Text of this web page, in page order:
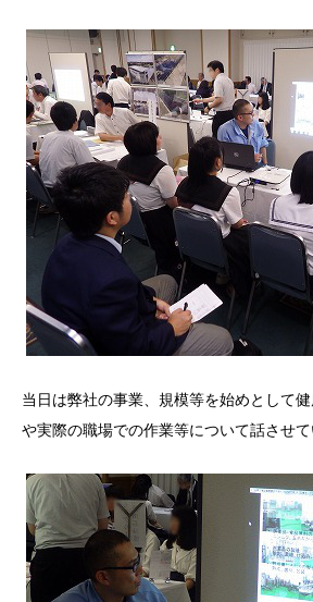
当日は弊社の事業、規模等を始めとして
や実際の職場での作業等について話させて